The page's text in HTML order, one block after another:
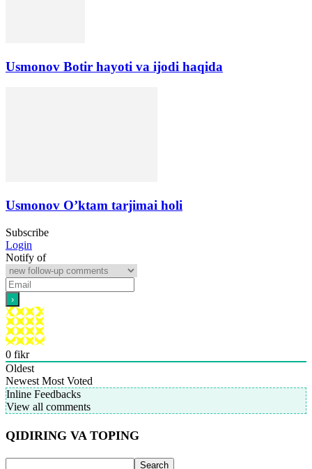
Usmonov Botir hayoti va ijodi haqida
Usmonov O’ktam tarjimai holi
Subscribe
Login
Notify of
0 fikr
Oldest
Newest Most Voted
Inline Feedbacks
View all comments
QIDIRING VA TOPING